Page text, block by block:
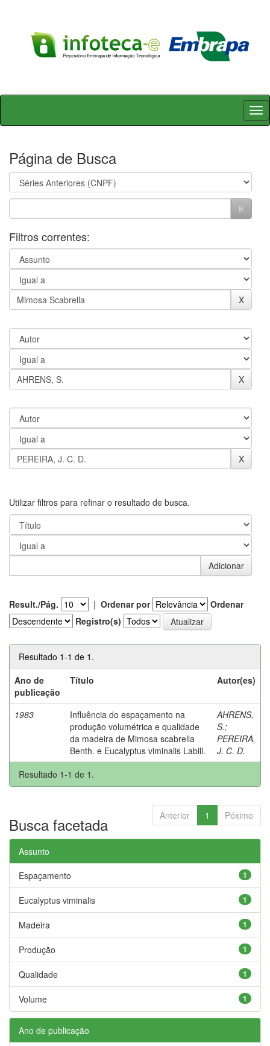
Skip
Página de Busca
Filtros correntes:
Utilizar filtros para refinar o resultado de busca.
Result./Pág. | Ordenar por
Ordenar
Registro(s)
Resultado 1-1 de 1.
Ano de
publicação
Título Autor(es)
1983
Influência do espaçamento na
produção volumétrica e qualidade
da madeira de Mimosa scabrella
Benth. e Eucalyptus viminalis Labill.
AHRENS,
S.;
PEREIRA,
J. C. D.
Resultado 1-1 de 1.
Anterior 1 Póximo
Busca facetada
Assunto
1
Espaçamento
1
Eucalyptus viminalis
1
Madeira
1
Produção
1
Qualidade
1
Volume
Ano de publicação